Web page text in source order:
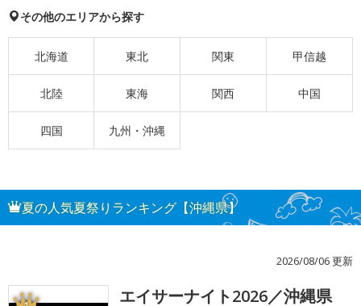
その他のエリアから探す
北海道 東北 関東 甲信越
北陸 東海 関西 中国
四国 九州・沖縄
夏の人気夏祭りランキング【沖縄県】
2026/08/06 更新
エイサーナイト2026／沖縄県